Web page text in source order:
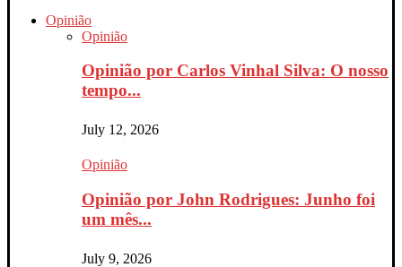
Opinião
Opinião
Opinião por Carlos Vinhal Silva: O nosso
tempo...
July 12, 2026
Opinião
Opinião por John Rodrigues: Junho foi
um mês...
July 9, 2026